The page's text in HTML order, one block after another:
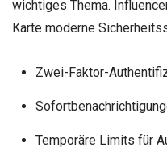
wichtiges Thema.
Karte moderne
Zwei-Faktor-
Temporäre Limits für